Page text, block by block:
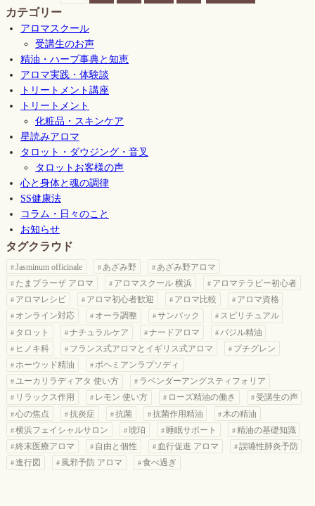
カテゴリー
アロマスクール
受講生のお声
精油・ハーブ事典と知恵
アロマ実践・体験談
トリートメント講座
トリートメント
化粧品・スキンケア
星読みアロマ
タロット・ダウジング・音叉
タロットお客様の声
心と身体と魂の調律
SS健康法
コラム・日々のこと
お知らせ
タグクラウド
Jasminum officinale あざみ野
あざみ野アロマ
たまプラーザ アロマ
アロマスクール 横浜
アロマテラピー初心者
アロマレシピ
アロマ初心者歓迎 アロマ比較
アロマ資格
オンライン対応
オーラ調整 サンバック
スピリチュアル
タロット
ナチュラルケア ナードアロマ
バジル精油
ヒノキ科
フランス式アロマとイギリス式アロマ
プチグレン
ホーウッド精油
ボヘミアンラプソディ
ユーカリラディアタ 使い方
ラベンダーアングスティフォリア
リラックス作用
レモン 使い方 ローズ精油の働き
受講生の声
心の焦点
抗炎症 抗菌 抗菌作用精油
木の精油
横浜フェイシャルサロン
琥珀 睡眠サポート
精油の基礎知識
終末医療アロマ
自由と個性 血行促進 アロマ
誤嚥性肺炎予防
進行図
風邪予防 アロマ 食べ過ぎ